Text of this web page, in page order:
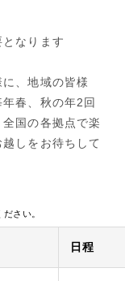
なります
、地域の皆様
春、秋の年2回
国の各拠点で楽
しをお待ちして
さい。
日程